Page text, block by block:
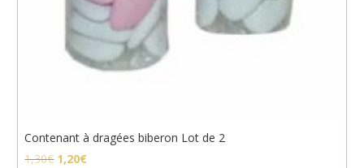
Contenant à dragées biberon Lot de 2
1,30€ Le
1,20€Le